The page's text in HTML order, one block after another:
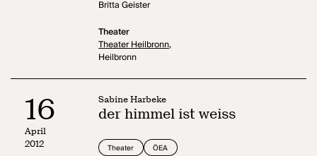
Britta Geister
Theater
Theater Heilbronn,
Heilbronn
16
April
2012
Sabine Harbeke
der himmel ist weiss
Theater ÖEA